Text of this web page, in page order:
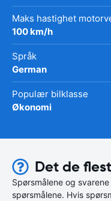
Maks hastighet
100 km/h
Språk
German
Populær bilklasse
Økonomi
Det de
Spørsmålene og
spørsmålene. Hvis